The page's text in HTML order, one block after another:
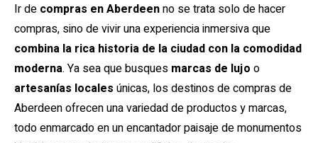
Ir de compras en Aberdeenno se trata solo de hacer
compras, sino de vivir una experiencia inmersiva que
combina la rica historia de la ciudad con la comodidad
moderna. Ya sea que busques marcas de lujo o
artesanías locales únicas, los destinos de compras de
Aberdeen ofrecen una variedad de productos y marcas,
todo enmarcado en un encantador paisaje de monumentos